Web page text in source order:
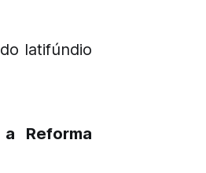
latifúndio
Reforma